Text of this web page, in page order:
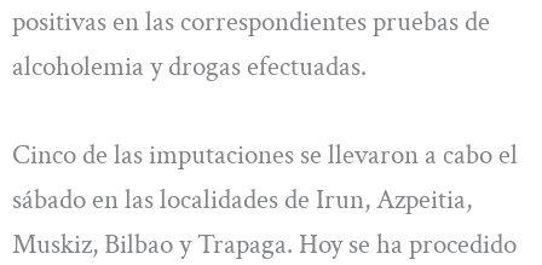
positivas en las correspondientes pruebas de
alcoholemia y drogas efectuadas.
Cinco de las imputaciones se llevaron a cabo el
sábado en las localidades de Irun, Azpeitia,
Muskiz, Bilbao y Trapaga. Hoy se ha procedido